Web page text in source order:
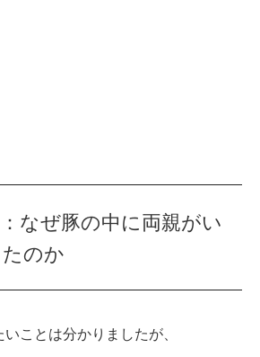
なぜ豚の中に両親がい
のか
ことは分かりましたが、